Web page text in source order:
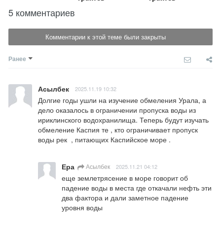
5 комментариев
Комментарии к этой теме были закрыты
Ранее
Асылбек 2025.11.19 10:32
Долгие годы ушли на изучение обмеления Урала, а
дело оказалось в ограничении пропуска воды из
ириклинского водохранилища. Теперь будут изучать
обмеление Каспия те , кто ограничивает пропуск
воды рек  , питающих Каспийское море .
Ера Асылбек 2025.11.21 04:12
еще землетрясение в море говорит об
падение воды в места где откачали нефть эти
два фактора и дали заметное падение
уровня воды